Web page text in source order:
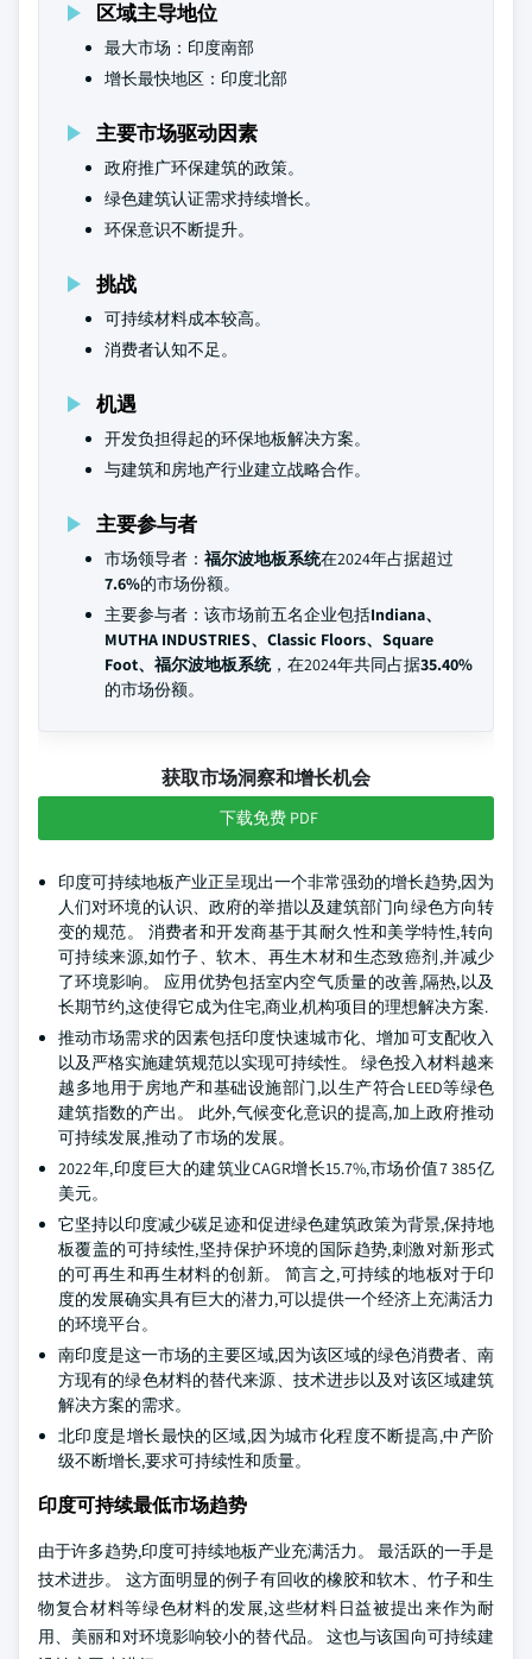
区域主导地位
最大市场：印度南部
增长最快地区：印度北部
主要市场驱动因素
政府推广环保建筑的政策。
绿色建筑认证需求持续增长。
环保意识不断提升。
挑战
可持续材料成本较高。
消费者认知不足。
机遇
开发负担得起的环保地板解决方案。
与建筑和房地产行业建立战略合作。
主要参与者
市场领导者： 福尔波地板系统在2024年占据超过
7.6%的市场份额。
主要参与者：该市场前五名企业包括Indiana、
MUTHA INDUSTRIES、Classic Floors、Square
Foot、福尔波地板系统，在2024年共同占据35.40%
的市场份额。
获取市场洞察和增长机会
下载免费 PDF
印度可持续地板产业正呈现出一个非常强劲的增长趋势,因为
人们对环境的认识、政府的举措以及建筑部门向绿色方向转
变的规范。 消费者和开发商基于其耐久性和美学特性,转向
可持续来源,如竹子、软木、再生木材和生态致癌剂,并减少
了环境影响。 应用优势包括室内空气质量的改善,隔热,以及
长期节约,这使得它成为住宅,商业,机构项目的理想解决方案.
推动市场需求的因素包括印度快速城市化、增加可支配收入
以及严格实施建筑规范以实现可持续性。 绿色投入材料越来
越多地用于房地产和基础设施部门,以生产符合LEED等绿色
建筑指数的产出。 此外,气候变化意识的提高,加上政府推动
可持续发展,推动了市场的发展。
2022年,印度巨大的建筑业CAGR增长15.7%,市场价值7 385亿
美元。
它坚持以印度减少碳足迹和促进绿色建筑政策为背景,保持地
板覆盖的可持续性,坚持保护环境的国际趋势,刺激对新形式
的可再生和再生材料的创新。 简言之,可持续的地板对于印
度的发展确实具有巨大的潜力,可以提供一个经济上充满活力
的环境平台。
南印度是这一市场的主要区域,因为该区域的绿色消费者、南
方现有的绿色材料的替代来源、技术进步以及对该区域建筑
解决方案的需求。
北印度是增长最快的区域,因为城市化程度不断提高,中产阶
级不断增长,要求可持续性和质量。
印度可持续最低市场趋势
由于许多趋势,印度可持续地板产业充满活力。 最活跃的一手是
技术进步。 这方面明显的例子有回收的橡胶和软木、竹子和生
物复合材料等绿色材料的发展,这些材料日益被提出来作为耐
用、美丽和对环境影响较小的替代品。 这也与该国向可持续建